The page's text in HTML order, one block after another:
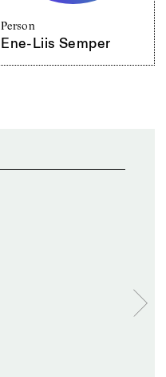
Person
Ene-Liis Semper